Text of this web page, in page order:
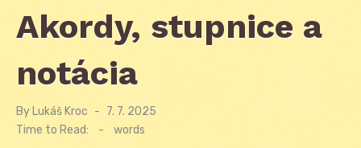
Akordy, stupnice a
notácia
By Lukáš Kroc
Posted
on
7. 7. 2025
Time to Read:
- words